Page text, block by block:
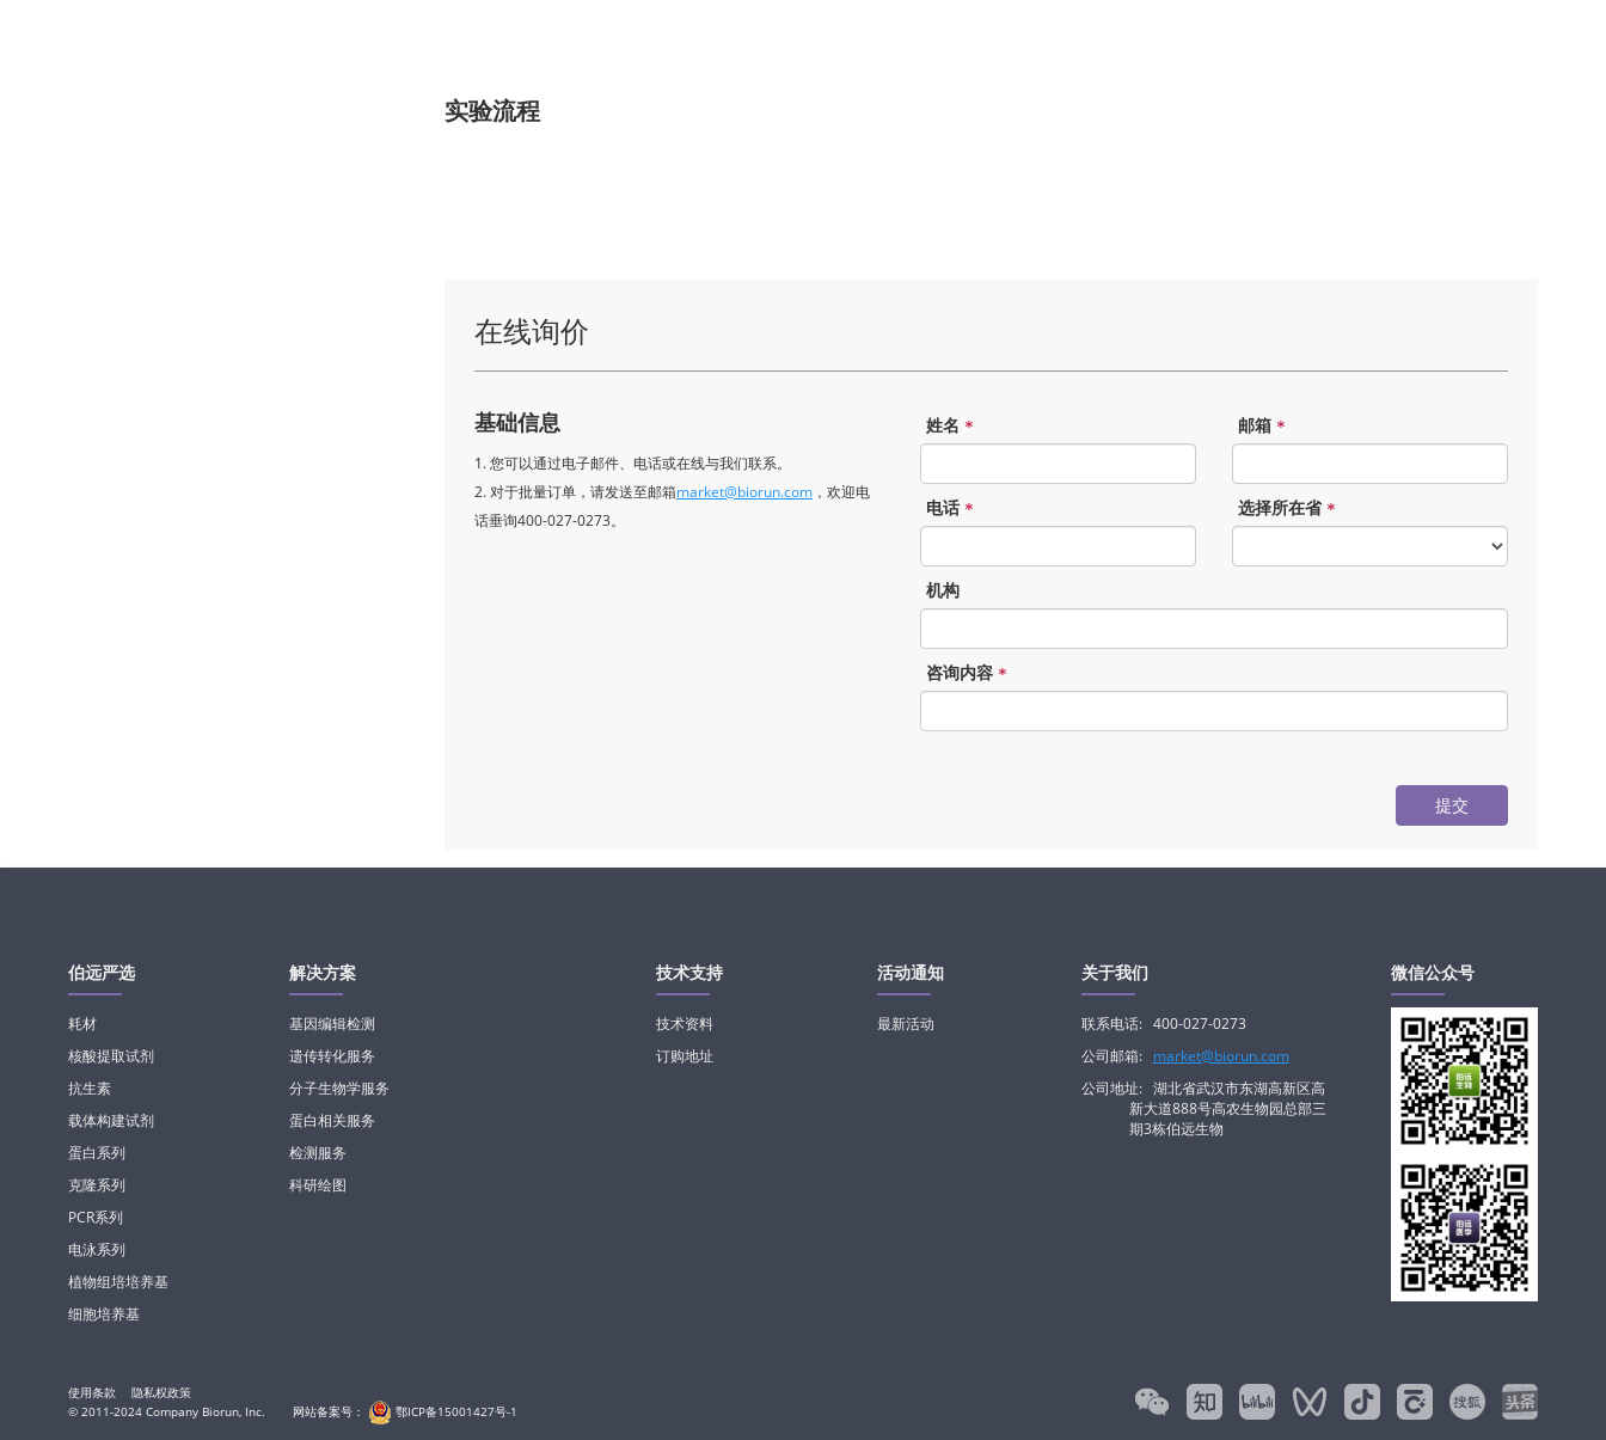
实验流程
在线询价
基础信息
1. 您可以通过电子邮件、电话或在线与我们联系。
2. 对于批量订单，请发送至邮箱market@biorun.com ，欢迎电
话垂询400-027-0273。
姓名 * 邮箱 *
电话 * 选择所在省 *
机构
咨询内容 *
提交
伯远严选
耗材
核酸提取试剂
抗生素
载体构建试剂
蛋白系列
克隆系列
PCR系列
电泳系列
植物组培培养基
细胞培养基
解决方案
基因编辑检测
遗传转化服务
分子生物学服务
蛋白相关服务
检测服务
科研绘图
技术支持
技术资料
订购地址
活动通知
最新活动
关于我们
联系电话: 400-027-0273
公司邮箱:
market@biorun.com
公司地址: 湖北省武汉市东湖高新区高
新大道888号高农生物园总部三
期3栋伯远生物
微信公众号
使用条款
隐私权政策
© 2011-2024 Company Biorun, Inc.
网站备案号： 鄂ICP备15001427号-1